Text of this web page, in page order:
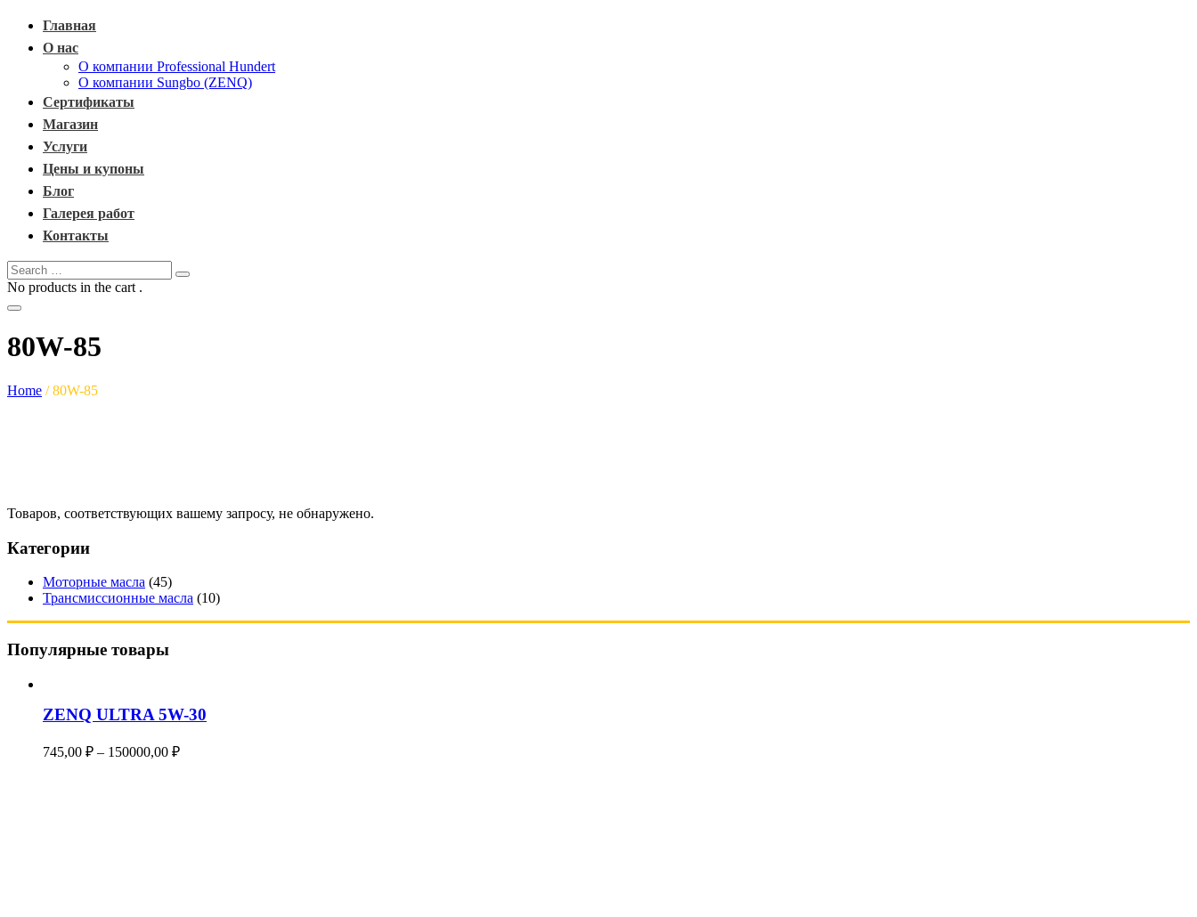
Главная
О нас
О компании Professional Hundert
О компании Sungbo (ZENQ)
Сертификаты
Магазин
Услуги
Цены и купоны
Блог
Галерея работ
Контакты
No products in the cart .
80W-85
Home /80W-85
Товаров, соответствующих вашему запросу, не обнаружено.
Категории
Моторные масла (45)
Трансмиссионные масла (10)
Популярные товары
ZENQ ULTRA 5W-30
745,00 ₽ – 150000,00 ₽Диапазон